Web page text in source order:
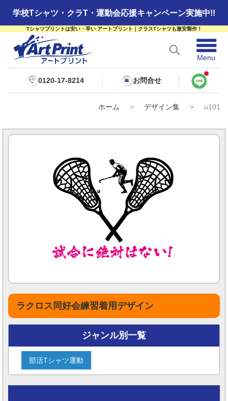
学校Tシャツ・クラT・運動会応援キャンペーン実施中!!
Tシャツプリントは安い・早い アートプリント｜クラスTシャツも激安製作！
☰
Menu
0120-17-8214 お問合せ
ホーム > デザイン集 > u101
ラクロス同好会練習着用デザイン
ジャンル別一覧
部活Tシャツ運動